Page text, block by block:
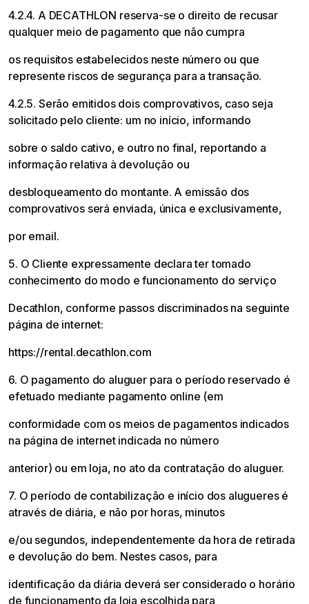
4.2.4. A DECATHLON reserva-se o direito de recusar
qualquer meio de pagamento que não cumpra
os requisitos estabelecidos neste número ou que
represente riscos de segurança para a transação.
4.2.5. Serão emitidos dois comprovativos, caso seja
solicitado pelo cliente: um no início, informando
sobre o saldo cativo, e outro no final, reportando a
informação relativa à devolução ou
desbloqueamento do montante. A emissão dos
comprovativos será enviada, única e exclusivamente,
por email.
5. O Cliente expressamente declara ter tomado
conhecimento do modo e funcionamento do serviço
Decathlon, conforme passos discriminados na seguinte
página de internet:
https://rental.decathlon.com
6. O pagamento do aluguer para o período reservado é
efetuado mediante pagamento online (em
conformidade com os meios de pagamentos indicados
na página de internet indicada no número
anterior) ou em loja, no ato da contratação do aluguer.
7. O período de contabilização e início dos alugueres é
através de diária, e não por horas, minutos
e/ou segundos, independentemente da hora de retirada
e devolução do bem. Nestes casos, para
identificação da diária deverá ser considerado o horário
de funcionamento da loja escolhida para